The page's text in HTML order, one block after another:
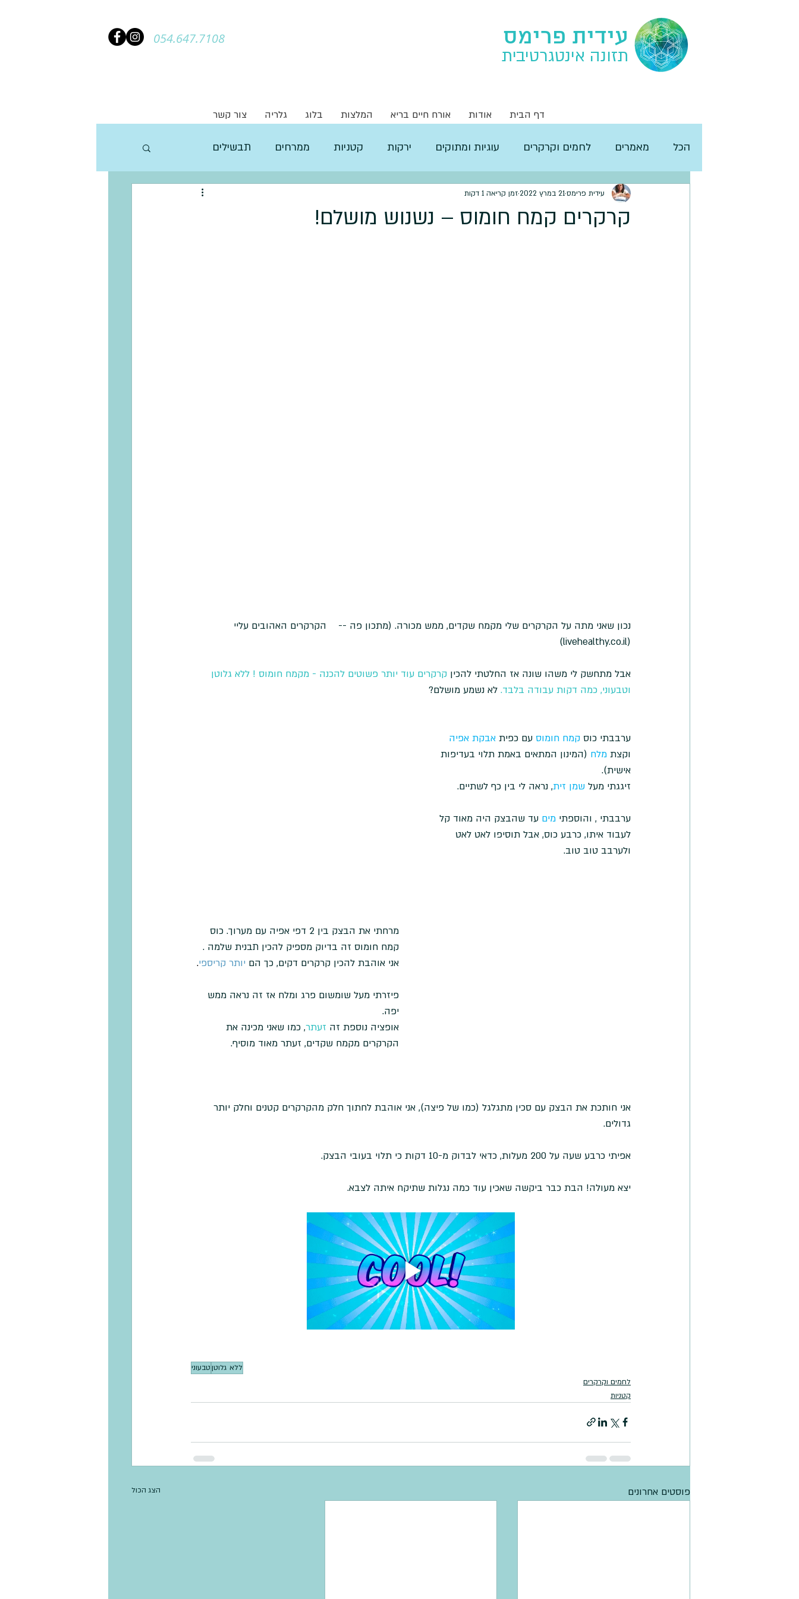
054.647.7108 עידית פרימס
תזונה אינטגרטיבית
דף הבית אודות אורח חיים בריא המלצות בלוג גלריה צור קשר
הכל מאמרים לחמים וקרקרים עוגיות ומתוקים ירקות קטניות ממרחים תבשילים
קרקרים קמח חומוס – נשנוש מושלם!
עידית פרימס21 במרץ 2022 זמן קריאה 1 דקות
נכון שאני מתה על הקרקרים שלי מקמח שקדים, ממש מכורה. (מתכון פה -- הקרקרים האהובים עליי
(livehealthy.co.il)
אבל מתחשק לי משהו שונה אז החלטתי להכין קרקרים עוד יותר פשוטים להכנה - מקמח חומוס ! ללא גלוטן
וטבעוני, כמה דקות עבודה בלבד. לא נשמע מושלם?
ערבבתי כוס קמח חומוס עם כפית אבקת אפיה
וקצת מלח (המינון המתאים באמת תלוי בעדיפות
אישית).
זיגגתי מעל שמן זית, נראה לי בין כף לשתיים.
ערבבתי , והוספתי מים עד שהבצק היה מאוד קל
לעבוד איתו, כרבע כוס, אבל תוסיפו לאט לאט
ולערבב טוב טוב.
מרחתי את הבצק בין 2 דפי אפיה עם מערוך. כוס
קמח חומוס זה בדיוק מספיק להכין תבנית שלמה .
אני אוהבת להכין קרקרים דקים, כך הם יותר קריספי.
פיזרתי מעל שומשום פרג ומלח אז זה נראה ממש
יפה.
אופציה נוספת זה זעתר, כמו שאני מכינה את
הקרקרים מקמח שקדים, זעתר מאוד מוסיף.
אני חותכת את הבצק עם סכין מתגלגל (כמו של פיצה), אני אוהבת לחתוך חלק מהקרקרים קטנים וחלק יותר
גדולים.
אפיתי כרבע שעה על 200 מעלות, כדאי לבדוק מ-10 דקות כי תלוי בעובי הבצק.
יצא מעולה! הבת כבר ביקשה שאכין עוד כמה נגלות שתיקח איתה לצבא.
ללא גלוטןטבעוני
לחמים וקרקרים
קטניות
פוסטים אחרונים הצג הכול